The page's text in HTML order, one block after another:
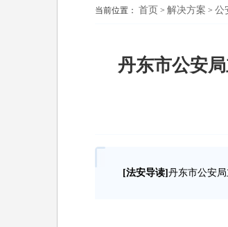
当前位置： 首页 > 解决方案 > 公
丹东市公安
[法安导读] 丹东市公安